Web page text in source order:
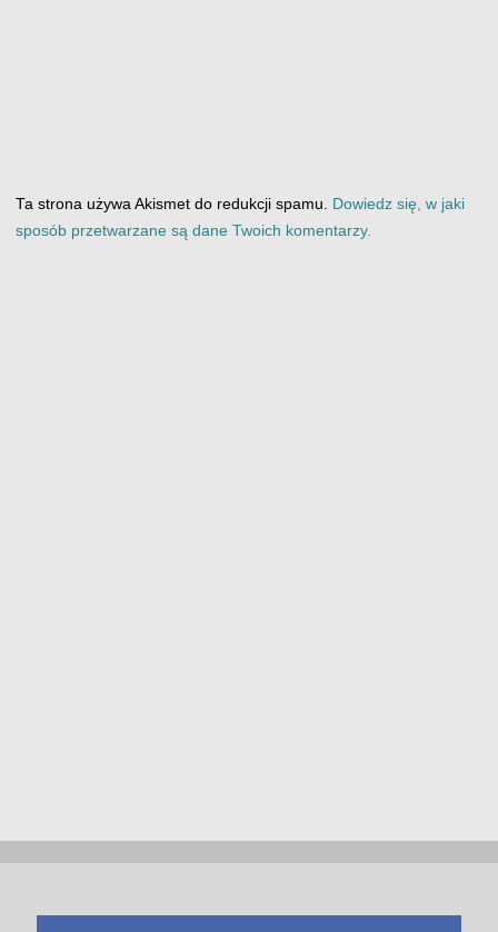
Ta strona używa Akismet do redukcji spamu.
Dowiedz się, w jaki
sposób przetwarzane są dane Twoich komentarzy.